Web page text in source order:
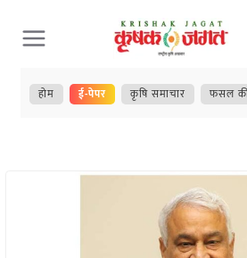
Skip
to
content
होम ई-पेपर कृषि समाचार फसल